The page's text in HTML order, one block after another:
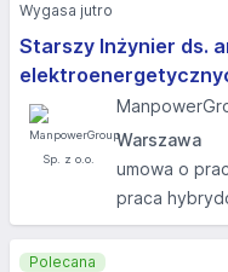
Starszy Inżynier ds.
Warszawa
umowa o
praca
Wygasa jutro
Polecana